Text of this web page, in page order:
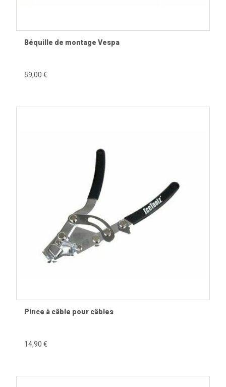
Béquille de montage Vespa
59,00 €
Pince à câble pour câbles
14,90 €